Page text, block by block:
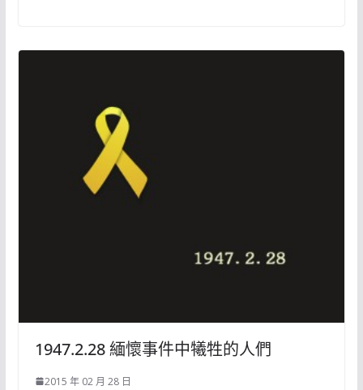
1947.2.28 緬懷事件中犧牲的人們
2015 年 02 月 28 日